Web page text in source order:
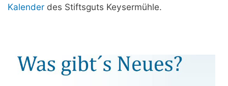
Kalender des Stiftsguts Keysermühle.